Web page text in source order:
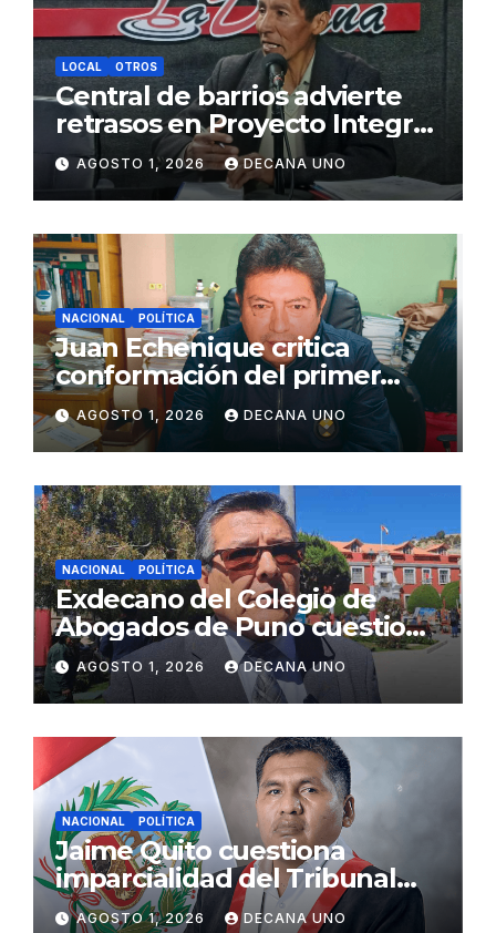
LOCAL OTROS
Central de barrios advierte
retrasos en Proyecto Integral
de Agua y Alcantarillado para
Juliaca
AGOSTO 1, 2026 DECANA UNO
NACIONAL POLÍTICA
Juan Echenique critica
conformación del primer
gabinete ministerial de Keiko
Fujimori
AGOSTO 1, 2026 DECANA UNO
NACIONAL POLÍTICA
Exdecano del Colegio de
Abogados de Puno cuestiona
propuestas sobre seguridad
ciudadana
AGOSTO 1, 2026 DECANA UNO
NACIONAL POLÍTICA
Jaime Quito cuestiona
imparcialidad del Tribunal
Constitucional tras liberación
AGOSTO 1, 2026 DECANA UNO